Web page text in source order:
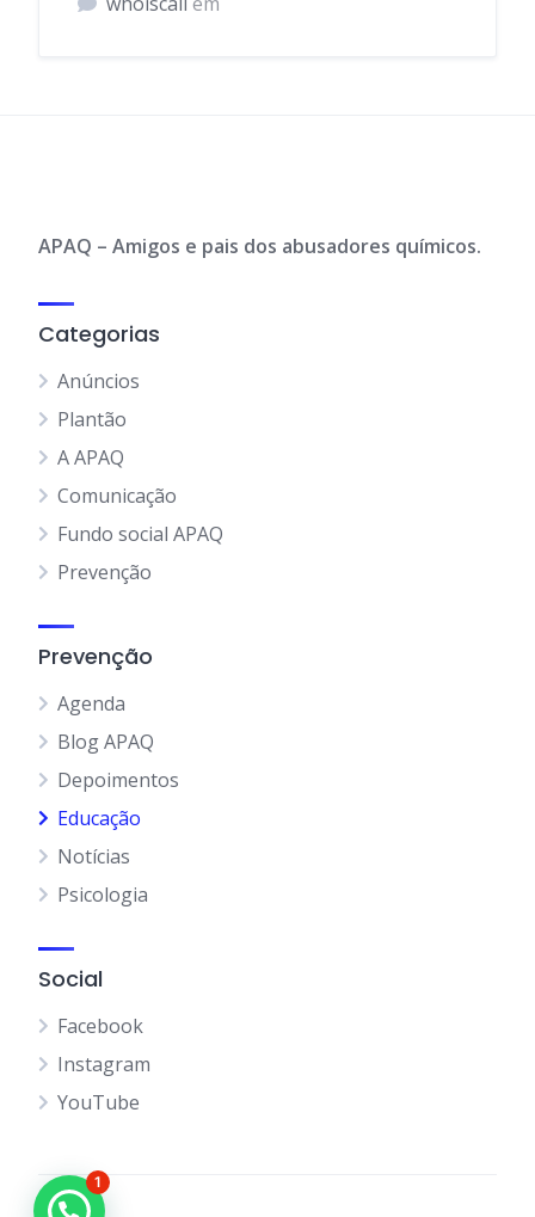
APAQ – Amigos e pais dos abusadores químicos.
Categorias
Anúncios
Plantão
A APAQ
Comunicação
Fundo social APAQ
Prevenção
Prevenção
Agenda
Blog APAQ
Depoimentos
Educação
Notícias
Psicologia
Social
Facebook
Instagram
YouTube
1